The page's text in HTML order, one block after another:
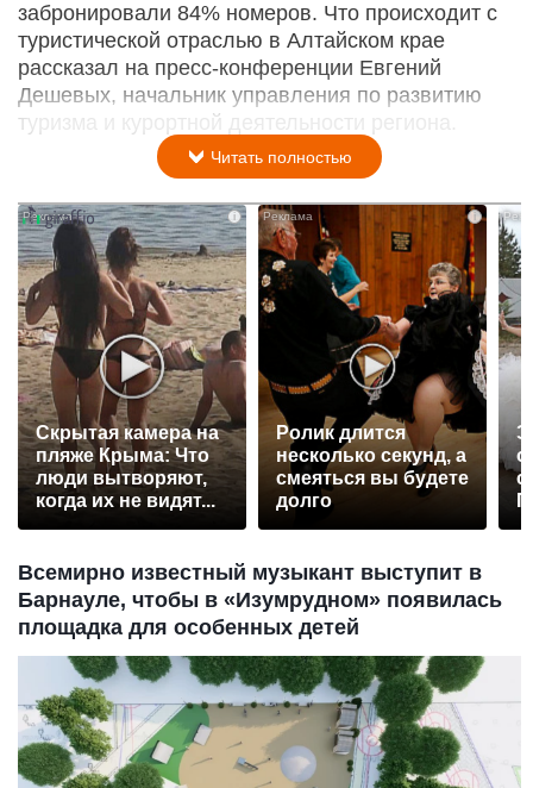
забронировали 84% номеров. Что происходит с
туристической отраслью в Алтайском крае
рассказал на пресс-конференции Евгений
Дешевых, начальник управления по развитию
туризма и курортной деятельности региона.
Читать полностью
i
Скрытая камера на
пляже Крыма: Что
люди вытворяют,
когда их не видят...
Ролик длится
несколько секунд, а
смеяться вы будете
долго
Всемирно известный музыкант выступит в
Барнауле, чтобы в «Изумрудном» появилась
площадка для особенных детей